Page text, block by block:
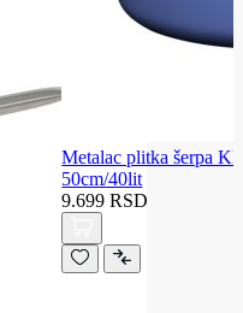
Metalac plitka šerpa
50cm/40lit
9.699 RSD